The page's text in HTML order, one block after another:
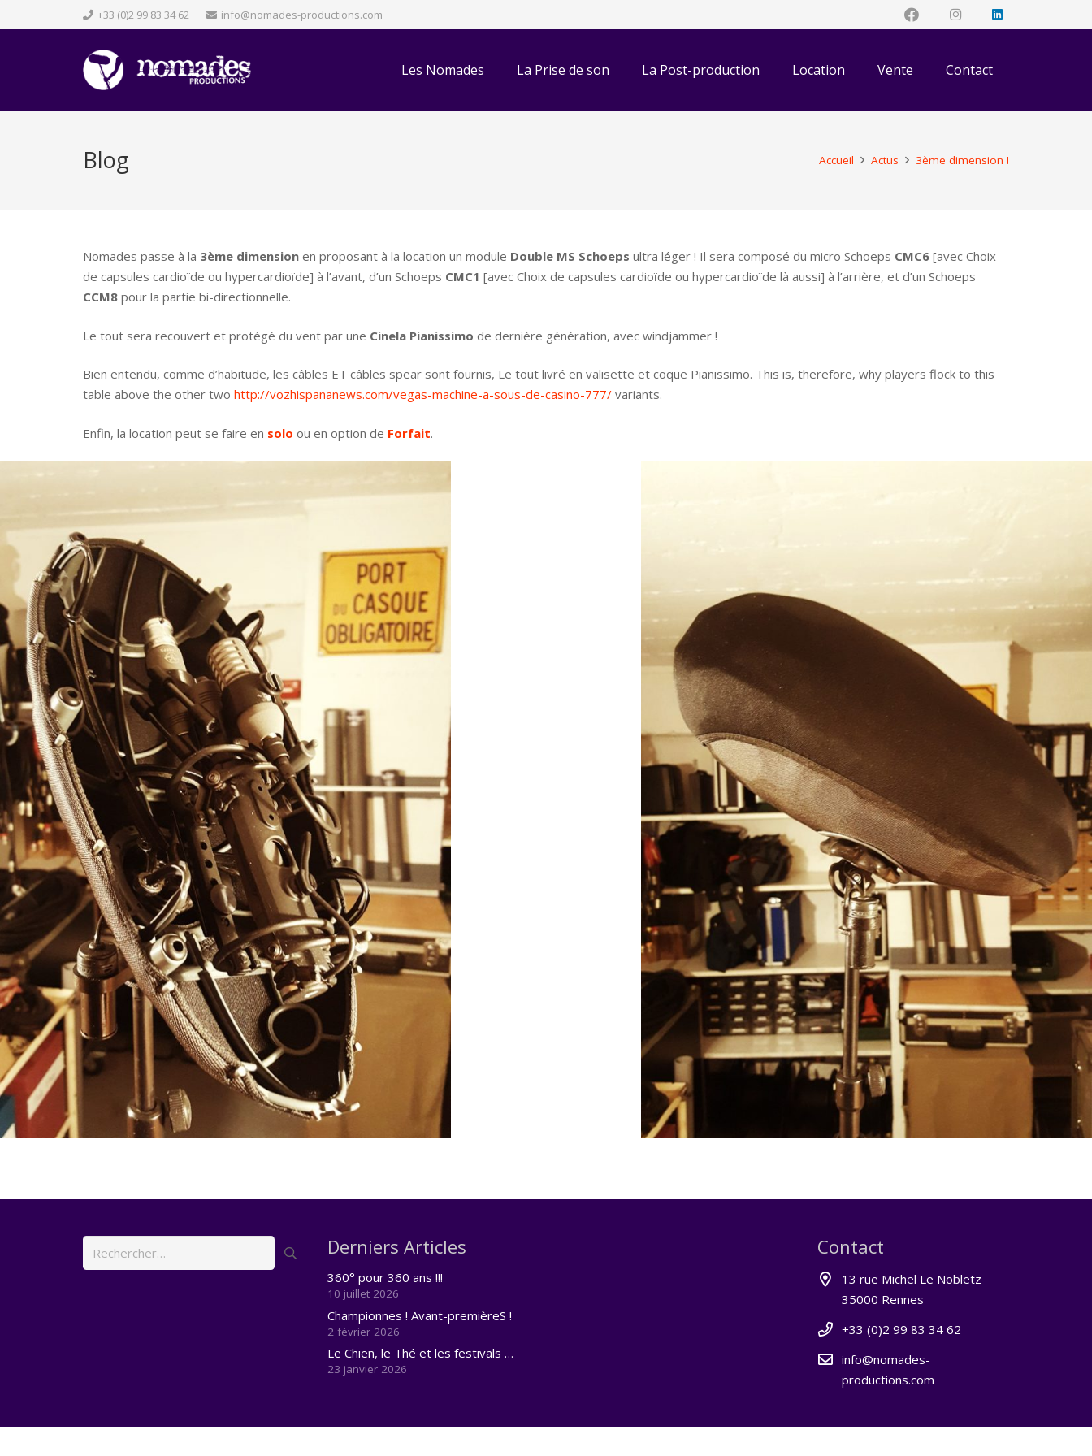
+33 (0)2 99 83 34 62 info@nomades-productions.com
Les Nomades La Prise de son La Post-production Location Vente Contact
Blog Accueil Actus 3ème dimension !
Nomades passe à la 3ème dimension en proposant à la location un module Double MS Schoeps ultra léger ! Il sera composé du micro Schoeps CMC6 [avec Choix
de capsules cardioïde ou hypercardioïde] à l’avant, d’un Schoeps CMC1 [avec Choix de capsules cardioïde ou hypercardioïde là aussi] à l’arrière, et d’un Schoeps
CCM8 pour la partie bi-directionnelle.
Le tout sera recouvert et protégé du vent par une Cinela Pianissimo de dernière génération, avec windjammer !
Bien entendu, comme d’habitude, les câbles ET câbles spear sont fournis, Le tout livré en valisette et coque Pianissimo. This is, therefore, why players flock to this
table above the other two http://vozhispananews.com/vegas-machine-a-sous-de-casino-777/ variants.
Enfin, la location peut se faire en solo ou en option de Forfait.
Rechercher : Derniers Articles
360° pour 360 ans !!!
10 juillet 2026
Championnes ! Avant-premièreS !
2 février 2026
Le Chien, le Thé et les festivals …
23 janvier 2026
Contact
13 rue Michel Le Nobletz
35000 Rennes
+33 (0)2 99 83 34 62
info@nomades-
productions.com